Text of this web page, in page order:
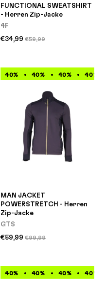
FUNCTIONAL SWEATSHIRT
- Herren Zip-Jacke
4F
€34,99 €59,99
39% 39% 39% 39%
40% 40% 40% 40%
MAN JACKET
POWERSTRETCH - Herren
Zip-Jacke
GTS
€59,99 €99,99
40% 40% 40% 40%
40% 40% 40% 40%